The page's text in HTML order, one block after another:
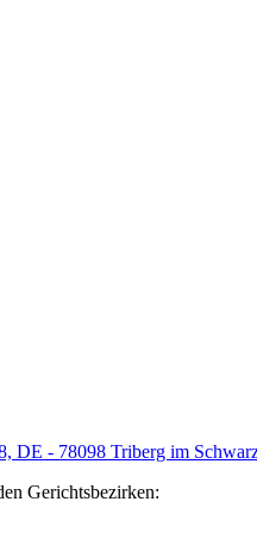
DE - 78098 Triberg im
Gerichtsbezirken: